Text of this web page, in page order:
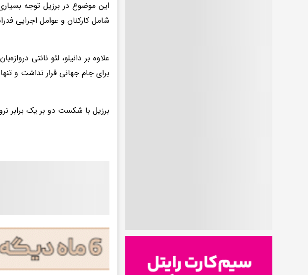
این موضوع در برزیل توجه بسیاری
شامل کارکنان و عوامل اجرایی
علاوه بر دانیلو، لئو نانتی
برای جام جهانی قرار نداشت و
برزیل با شکست دو بر یک برابر